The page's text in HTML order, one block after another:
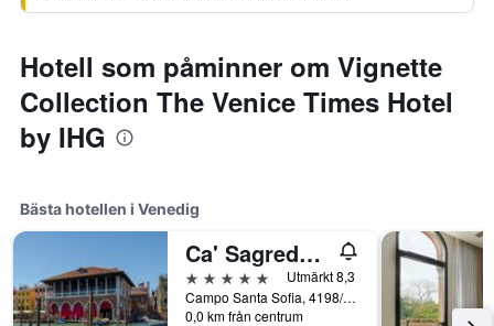
Hotell som påminner om Vignette
Collection The Venice Times Hotel
by IHG
Bästa hotellen i Venedig
Ca' Sagredo Hotel
5 stjärnor
Utmärkt 8,3
Campo Santa Sofia, 4198/99 Ca' D'Oro, Venedig, Veneto, Italien
0,0 km från centrum